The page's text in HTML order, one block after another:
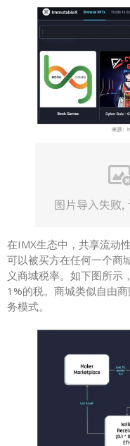
在IMX生态中，共享流动
可以被买方在任何一个商
义商城税率。如下图所示
1%的税。商城类似自由
务模式。